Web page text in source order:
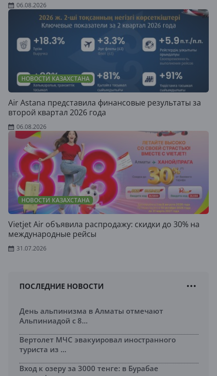
06.08.2026
НОВОСТИ КАЗАХСТАНА
Air Astana представила финансовые результаты за
второй квартал 2026 года
06.08.2026
НОВОСТИ КАЗАХСТАНА
Vietjet Air объявила распродажу: скидки до 30% на
международные рейсы
31.07.2026
ПОСЛЕДНИЕ НОВОСТИ
День альпинизма в Алматы отмечают
Альпиниадой с 8...
Вертолет МЧС эвакуировал иностранного
туриста из ...
Вход к озеру за 3000 тенге: в Бурабае